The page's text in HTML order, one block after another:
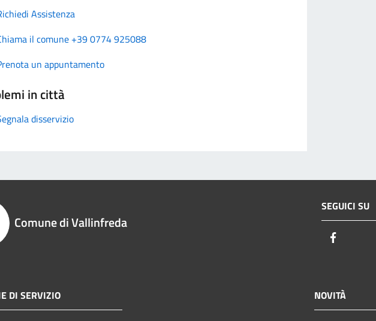
Assistenza
il comune +39 0774 925088
un appuntamento
in città
disservizio
Comune di Vallinfreda
SEGUICI SU
DI SERVIZIO NOVITÀ